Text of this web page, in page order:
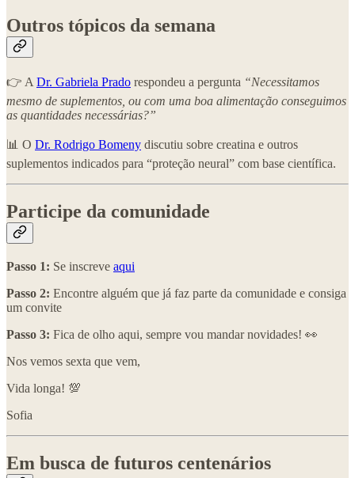
Outros tópicos da semana
👉 ADr. Gabriela Prado respondeu a pergunta “Necessitamos
mesmo de suplementos, ou com uma boa alimentação conseguimos
as quantidades necessárias?”
📊 O Dr. Rodrigo Bomeny discutiu sobre creatina e outros
suplementos indicados para “proteção neural” com base científica.
Participe da comunidade
Passo 1: Se inscreve aqui
Passo 2: Encontre alguém que já faz parte da comunidade e consiga
um convite
Passo 3: Fica de olho aqui, sempre vou mandar novidades! 👀
Nos vemos sexta que vem,
Vida longa! 💯
Sofia
Em busca de futuros centenários